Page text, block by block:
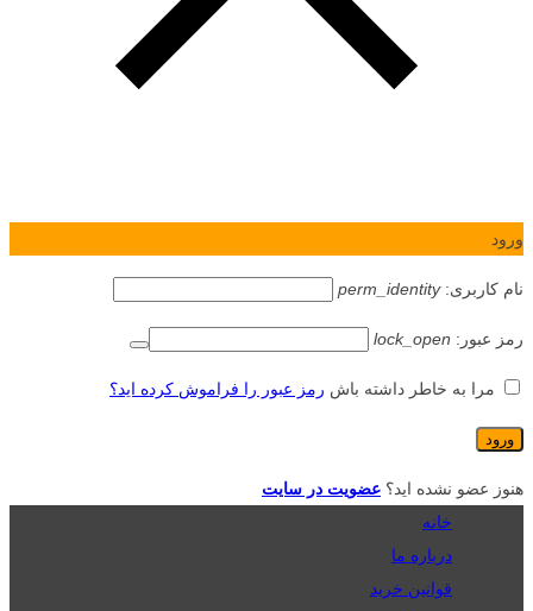
ورود
نام کاربری:perm_identity
رمز عبور: lock_open
مرا به خاطر داشته باش رمز عبور را فراموش کرده اید؟
هنوز عضو نشده اید؟ عضویت در سایت
خانه
درباره ما
قوانین خرید